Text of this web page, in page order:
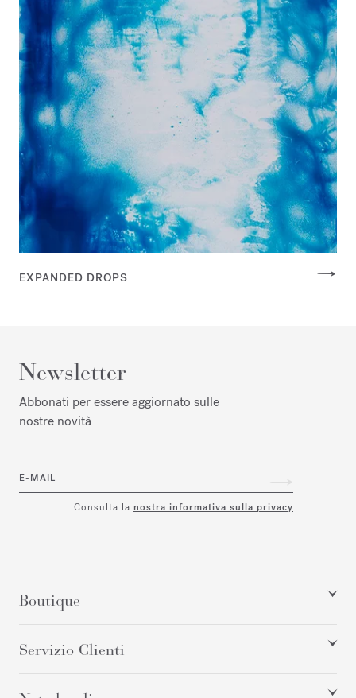
EXPANDED DROPS
Newsletter
Abbonati per essere aggiornato sulle
nostre novità
E-MAIL
Consulta la nostra informativa sulla privacy
Boutique
Servizio Clienti